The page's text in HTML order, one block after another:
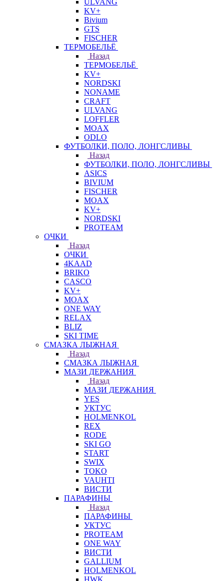
ULVANG
KV+
Bivium
GTS
FISCHER
ТЕРМОБЕЛЬЁ
Назад
ТЕРМОБЕЛЬЁ
KV+
NORDSKI
NONAME
CRAFT
ULVANG
LOFFLER
MOAX
ODLO
ФУТБОЛКИ, ПОЛО, ЛОНГСЛИВЫ
Назад
ФУТБОЛКИ, ПОЛО, ЛОНГСЛИВЫ
ASICS
BIVIUM
FISCHER
MOAX
KV+
NORDSKI
PROTEAM
ОЧКИ
Назад
ОЧКИ
4KAAD
BRIKO
CASCO
KV+
MOAX
ONE WAY
RELAX
BLIZ
SKI TIME
СМАЗКА ЛЫЖНАЯ
Назад
СМАЗКА ЛЫЖНАЯ
МАЗИ ДЕРЖАНИЯ
Назад
МАЗИ ДЕРЖАНИЯ
YES
УКТУС
HOLMENKOL
REX
RODE
SKI GO
START
SWIX
TOKO
VAUHTI
ВИСТИ
ПАРАФИНЫ
Назад
ПАРАФИНЫ
УКТУС
PROTEAM
ONE WAY
ВИСТИ
GALLIUM
HOLMENKOL
HWK